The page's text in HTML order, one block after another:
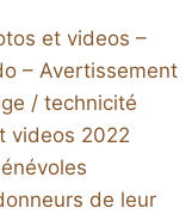
et videos –
– Avertissement
/ technicité
videos 2022
de leur